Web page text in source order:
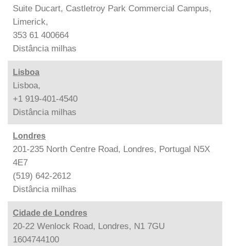
Suite Ducart, Castletroy Park Commercial Campus,
Limerick,
353 61 400664
Distância milhas
Lisboa
Lisboa,
+1 919-401-4540
Distância milhas
Londres
201-235 North Centre Road, Londres, Portugal N5X
4E7
(519) 642-2612
Distância milhas
Cidade de Londres
20-22 Wenlock Road, Londres, N1 7GU
1604744100